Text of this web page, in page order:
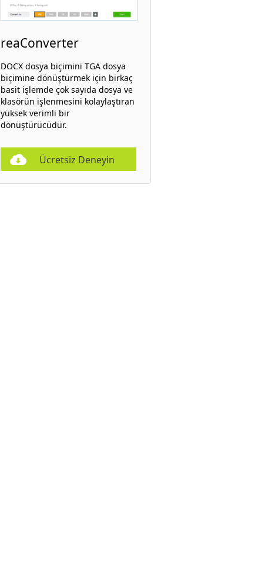
reaConverter
DOCX dosya biçimini TGA dosya
biçimine dönüştürmek için birkaç
basit işlemde çok sayıda dosya ve
klasörün işlenmesini kolaylaştıran
yüksek verimli bir
dönüştürücüdür.
Ücretsiz Deneyin